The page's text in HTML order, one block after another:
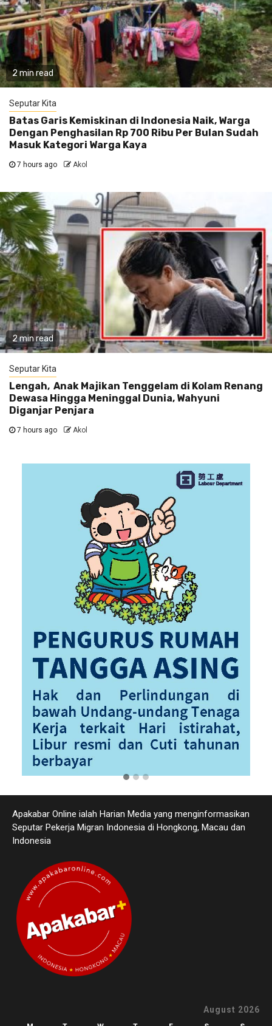
2 min read
Seputar Kita
Batas Garis Kemiskinan di Indonesia Naik, Warga
Dengan Penghasilan Rp 700 Ribu Per Bulan Sudah
Masuk Kategori Warga Kaya
7 hours ago Akol
2 min read
Seputar Kita
Lengah, Anak Majikan Tenggelam di Kolam Renang
Dewasa Hingga Meninggal Dunia, Wahyuni
Diganjar Penjara
7 hours ago Akol
Apakabar Online ialah Harian Media yang menginformasikan
Seputar Pekerja Migran Indonesia di Hongkong, Macau dan
Indonesia
August 2026